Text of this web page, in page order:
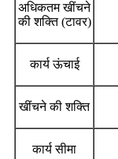
अधिकतम खींचने
की शक्ति (टावर)
कार्य ऊंचाई
खींचने की शक्ति
कार्य सीमा